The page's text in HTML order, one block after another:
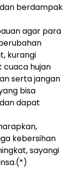
berdampak
agar para
kurangi
cuaca hujan
serta jangan
bisa
dapat
kebersihan
sayangi